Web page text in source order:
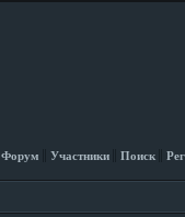
Форум Участники Поиск